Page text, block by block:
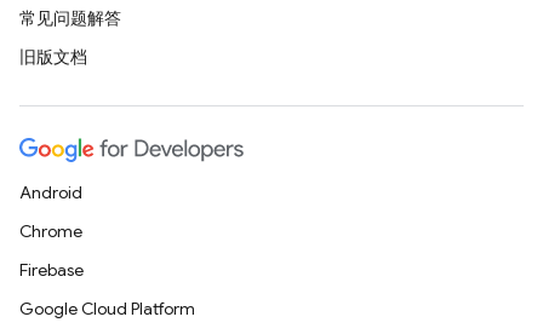
常见问题解答
旧版文档
Android
Chrome
Firebase
Google Cloud Platform